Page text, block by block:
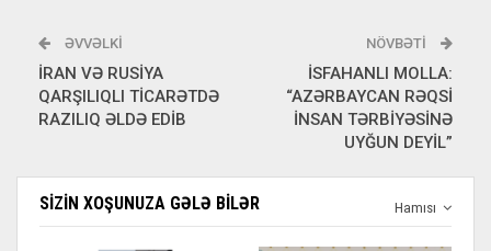
ƏVVƏLKI
İRAN VƏ RUSİYA
QARŞILIQLI TİCARƏTDƏ
RAZILIQ ƏLDƏ EDİB
NÖVBƏTI
İSFAHANLI MOLLA:
“AZƏRBAYCAN RƏQSİ
İNSAN TƏRBİYƏSİNƏ
UYĞUN DEYİL”
Hamısı
SIZIN XOŞUNUZA GƏLƏ BILƏR